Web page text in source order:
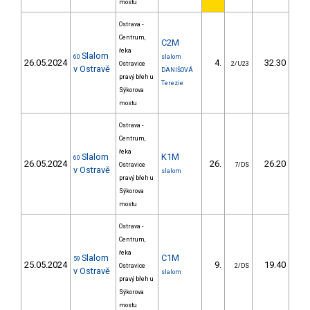
mostu
26.05.2024
60 Slalom
v Ostravě
Ostrava -
Centrum,
řeka
Ostravice
pravý břeh u
Sýkorova
mostu
C2M
slalom
DANIŠOVÁ
Terezie
4. 2/U23 32.30
26.05.2024
60 Slalom
v Ostravě
Ostrava -
Centrum,
řeka
Ostravice
pravý břeh u
Sýkorova
mostu
K1M
slalom
26. 7/DS 26.20
25.05.2024
59 Slalom
v Ostravě
Ostrava -
Centrum,
řeka
Ostravice
pravý břeh u
Sýkorova
mostu
C1M
slalom
9. 2/DS 19.40